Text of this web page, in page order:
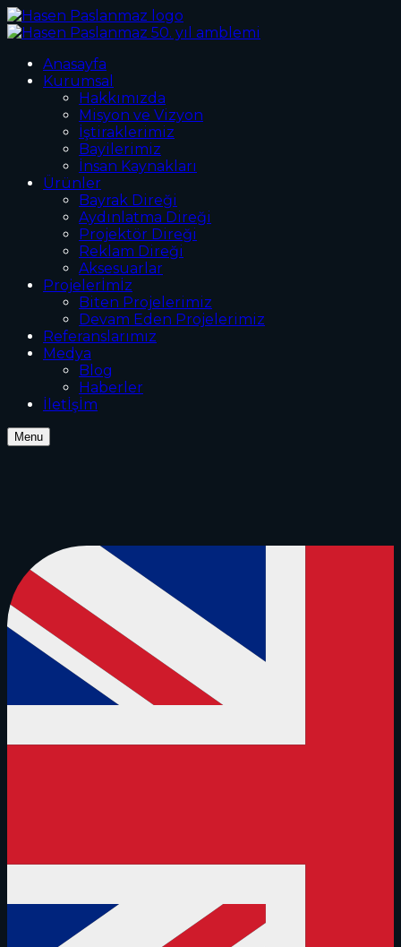
Anasayfa
Kurumsal
Hakkımızda
Misyon ve Vizyon
İştiraklerimiz
Bayilerimiz
İnsan Kaynakları
Ürünler
Bayrak Direği
Aydınlatma Direği
Projektör Direği
Reklam Direği
Aksesuarlar
Projelerİmİz
Biten Projelerimiz
Devam Eden Projelerimiz
Referanslarımız
Medya
Blog
Haberler
İletİşİm
Menu